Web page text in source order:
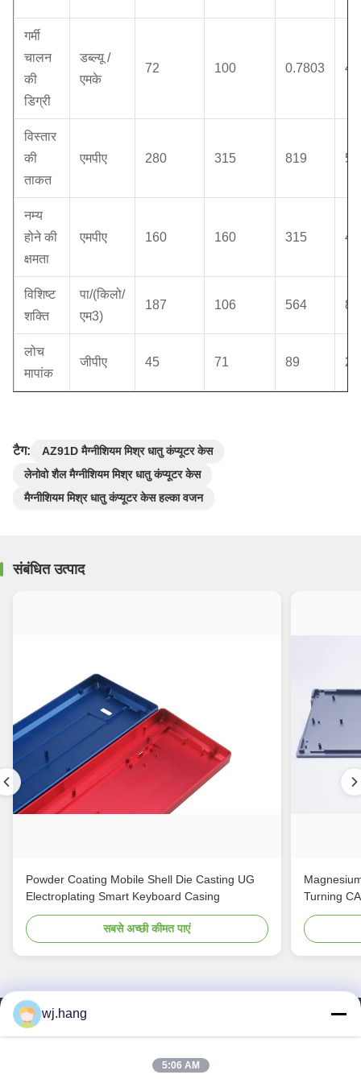
गर्मी
चालन
की
डिग्री
डब्ल्यू /
एमके
72 100 0.7803 42
विस्तार
की
ताकत
एमपीए 280 315 819
नम्य
होने की
क्षमता
एमपीए 160 160 315
विशिष्ट
शक्ति
पा/(किलो/
एम3)
187 106 564 80
लोच
मापांक
जीपीए 45 71 89
टैग:
AZ91D मैग्नीशियम मिश्र धातु कंप्यूटर केस
लेनोवो शैल मैग्नीशियम मिश्र धातु कंप्यूटर केस
मैग्नीशियम मिश्र धातु कंप्यूटर केस हल्का वजन
संबंधित उत्पाद
Powder Coating Mobile Shell Die Casting UG
Electroplating Smart Keyboard Casing
सबसे अच्छी कीमत पाएं
Turning
हमसे संपर्क करें
Jiangsu EMT Precision Manufacturing Co.,
wj.hang
5:06 AM